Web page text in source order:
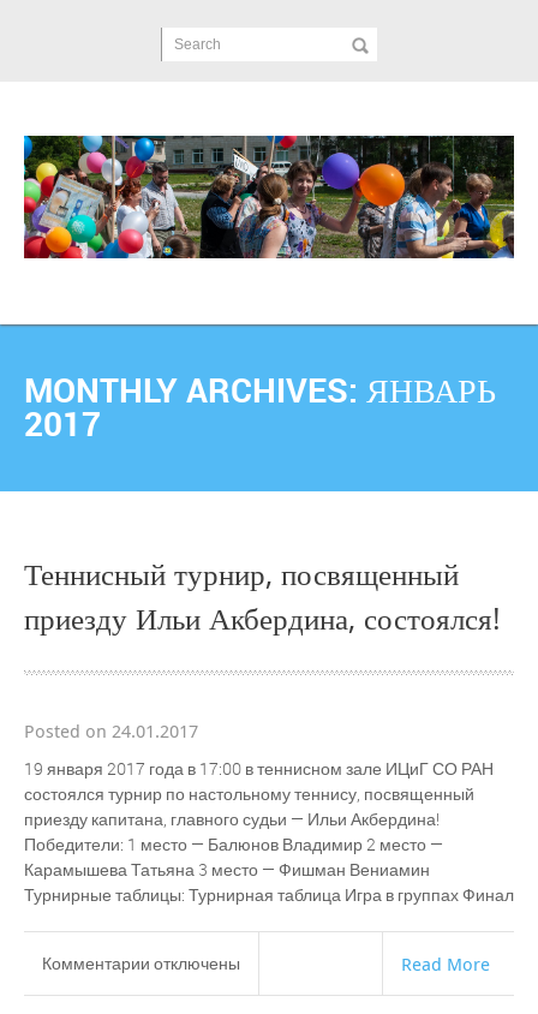
Search
MONTHLY ARCHIVES: ЯНВАРЬ
2017
Теннисный турнир, посвященный
приезду Ильи Акбердина, состоялся!
Posted on 24.01.2017
19 января 2017 года в 17:00 в теннисном зале ИЦиГ СО РАН
состоялся турнир по настольному теннису, посвященный
приезду капитана, главного судьи — Ильи Акбердина!
Победители: 1 место — Балюнов Владимир 2 место —
Карамышева Татьяна 3 место — Фишман Вениамин
Турнирные таблицы: Турнирная таблица Игра в группах Финал
Комментарии котключены Read More